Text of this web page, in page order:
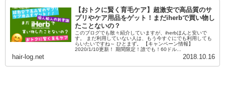
【おトクに賢く育毛ケア】超激安で高品質のサ
プリやケア用品をゲット！まだiherbで買い物し
たことないの？
このブログでも散々紹介していますが、iherbほんと安いで
す。 まだ利用していない人は、もう今すぐにでも利用しても
らいたいですね～ ひとまず。 【キャンペーン情報】
2020/1/10更新！ 期間限定！誰でも！60ドル...
hair-log.net 2018.10.16